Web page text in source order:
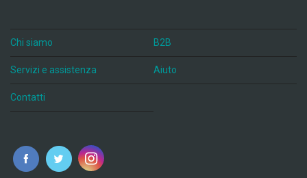
Chi siamo B2B
Servizi e assistenza Aiuto
Contatti